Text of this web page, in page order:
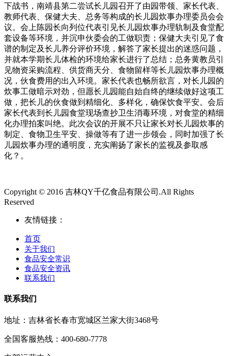
下战书，南靖县第二尝试长儿园召开了由园带领、家长代表、
教师代表、保健大夫、总务等构成的长儿园炊事办理委员会会
议。会上陈园长向列位代表引见长儿园炊事办理轨制及食堂配
套设备等环境，并沉申伙委会的工做职责；保健大夫引见了食
谱的制定及长儿养分评价环境，解答了家长提出的迷惑问题，
并就本学期长儿体检的环境给家长进行了总结；总务黄教员引
见物资采购流程、供货商天分、食物留样等长儿园炊事办理概
况，伙食费用的出入环境。家长代表也畅所欲言，对长儿园的
炊事工做暗示对劲，但愿长儿园能自始自终的继续做好这项工
做，把长儿的伙食做到精细化、多样化，确保饮食平安。会后
家长代表到长儿园食堂现场查抄卫生消毒环境，对食堂的精细
化办理拍案叫绝。此次会议的开展不只让家长对长儿园炊事的
制定、食物卫生平安、操做等有了进一步领会，同时加强了长
儿园炊事办理的通明度，充实阐扬了家长的监视及参取感
化？。
Copyright © 2016 吉林QY千亿食品有限公司.All Rights
Reserved
友情链接：
首页
关于我们
食品安全常识
食品安全资讯
联系我们
联系我们
地址：吉林省长春市宽城区兰家大街3468号
全国客服热线：400-680-7778